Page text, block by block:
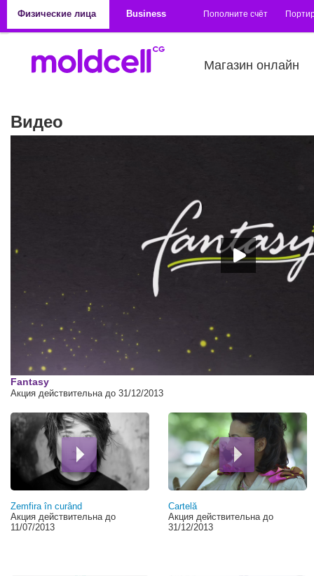
Физические лица
Business Пополните счёт
Магазин онлайн
Видео
00:00
Fantasy
Акция действительна до 31/12/2013
Zemfira în curând
Акция действительна до
11/07/2013
Cartelă
Акция действительна до
31/12/2013
Страницы